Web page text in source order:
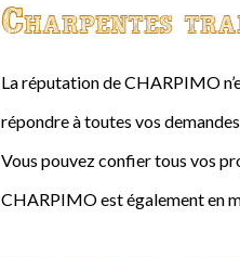
Charpentes
La réputation de CHARPIMO
répondre à toutes vos
Vous pouvez confier tous vos
CHARPIMO est également en